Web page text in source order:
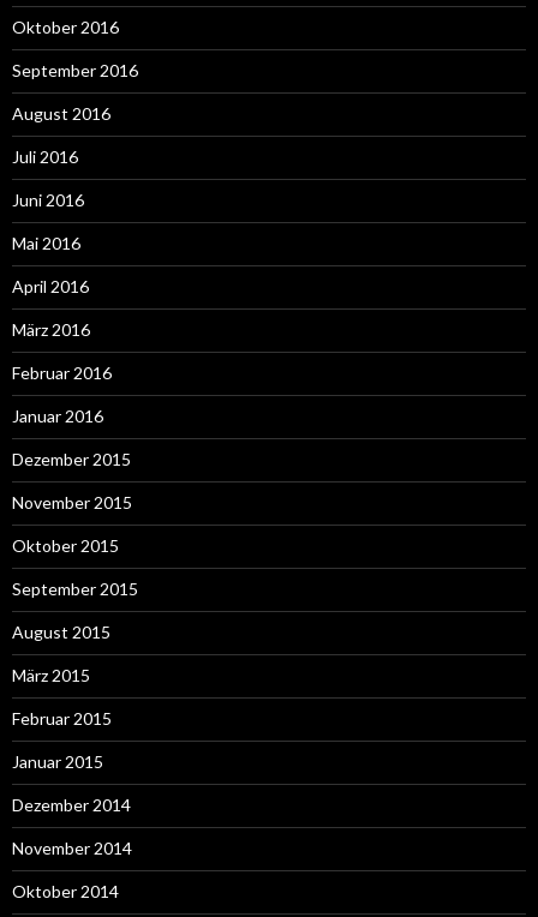
Oktober 2016
September 2016
August 2016
Juli 2016
Juni 2016
Mai 2016
April 2016
März 2016
Februar 2016
Januar 2016
Dezember 2015
November 2015
Oktober 2015
September 2015
August 2015
März 2015
Februar 2015
Januar 2015
Dezember 2014
November 2014
Oktober 2014